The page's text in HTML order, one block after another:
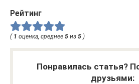
Рейтинг
( 1 оценка, среднее 5 из 5 )
Понравилась статья?
друзьями: